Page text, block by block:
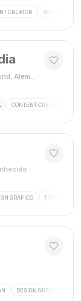
CREATOR SOCIAL MEDIA
Dortmund, Alemanha
CONTENT CREATOR
GRÁFICO TRÁFEGO
DESIGN GRÁFICO